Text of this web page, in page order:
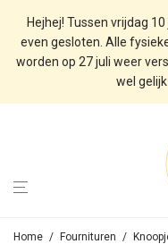
Hejhej! Tussen vrijdag
even gesloten. Alle
worden op 27 juli weer
wel
Home / Fournituren /